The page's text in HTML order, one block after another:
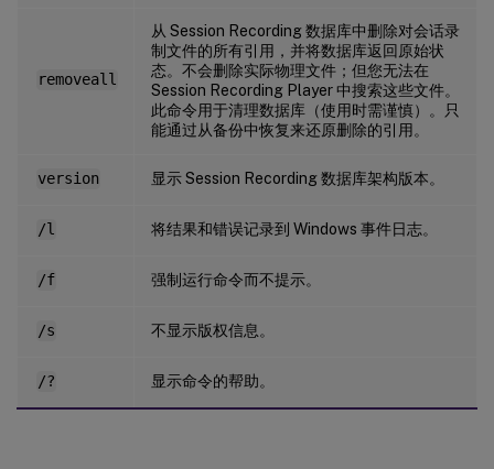
removeall
从 Session Recording 数据库中删除对会话录
制文件的所有引用，并将数据库返回原始状
态。不会删除实际物理文件；但您无法在
Session Recording Player 中搜索这些文件。
此命令用于清理数据库（使用时需谨慎）。只
能通过从备份中恢复来还原删除的引用。
version 显示 Session Recording 数据库架构版本。
/l 将结果和错误记录到 Windows 事件日志。
/f 强制运行命令而不提示。
/s 不显示版权信息。
/? 显示命令的帮助。